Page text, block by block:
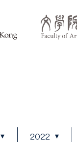
2022